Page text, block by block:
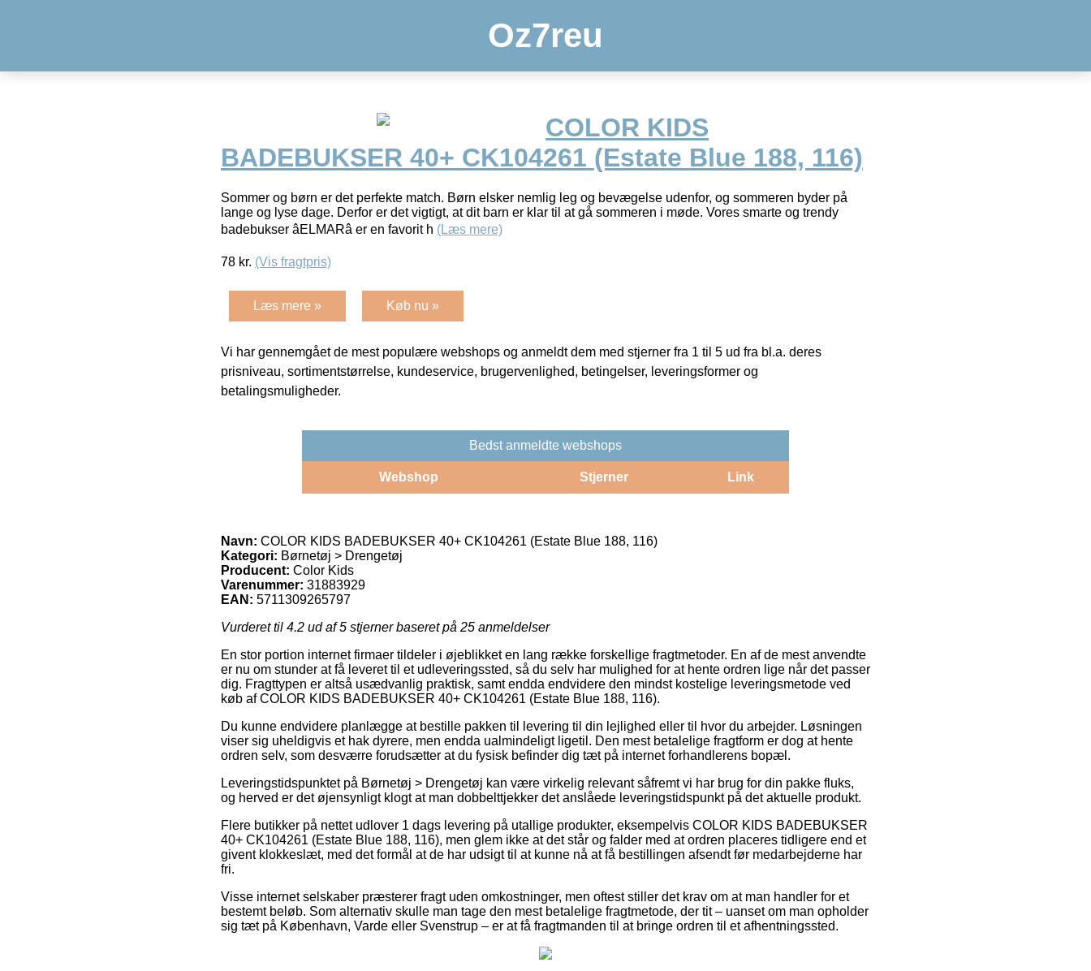
Oz7reu
COLOR KIDS
BADEBUKSER 40+ CK104261 (Estate Blue 188, 116)
Sommer og børn er det perfekte match. Børn elsker nemlig leg og bevægelse udenfor, og sommeren byder på
lange og lyse dage. Derfor er det vigtigt, at dit barn er klar til at gå sommeren i møde. Vores smarte og trendy
badebukser âELMARâ er en favorit h (Læs mere)
78 kr. (Vis fragtpris)
Læs mere » Køb nu »
Vi har gennemgået de mest populære webshops og anmeldt dem med stjerner fra 1 til 5 ud fra bl.a. deres
prisniveau, sortimentstørrelse, kundeservice, brugervenlighed, betingelser, leveringsformer og
betalingsmuligheder.
Bedst anmeldte webshops
Webshop Stjerner Link
Navn: COLOR KIDS BADEBUKSER 40+ CK104261 (Estate Blue 188, 116)
Kategori: Børnetøj > Drengetøj
Producent: Color Kids
Varenummer: 31883929
EAN: 5711309265797
Vurderet til 4.2 ud af 5 stjerner baseret på 25 anmeldelser
En stor portion internet firmaer tildeler i øjeblikket en lang række forskellige fragtmetoder. En af de mest anvendte
er nu om stunder at få leveret til et udleveringssted, så du selv har mulighed for at hente ordren lige når det passer
dig. Fragttypen er altså usædvanlig praktisk, samt endda endvidere den mindst kostelige leveringsmetode ved
køb af COLOR KIDS BADEBUKSER 40+ CK104261 (Estate Blue 188, 116).
Du kunne endvidere planlægge at bestille pakken til levering til din lejlighed eller til hvor du arbejder. Løsningen
viser sig uheldigvis et hak dyrere, men endda ualmindeligt ligetil. Den mest betalelige fragtform er dog at hente
ordren selv, som desværre forudsætter at du fysisk befinder dig tæt på internet forhandlerens bopæl.
Leveringstidspunktet på Børnetøj > Drengetøj kan være virkelig relevant såfremt vi har brug for din pakke fluks,
og herved er det øjensynligt klogt at man dobbelttjekker det anslåede leveringstidspunkt på det aktuelle produkt.
Flere butikker på nettet udlover 1 dags levering på utallige produkter, eksempelvis COLOR KIDS BADEBUKSER
40+ CK104261 (Estate Blue 188, 116), men glem ikke at det står og falder med at ordren placeres tidligere end et
givent klokkeslæt, med det formål at de har udsigt til at kunne nå at få bestillingen afsendt før medarbejderne har
fri.
Visse internet selskaber præsterer fragt uden omkostninger, men oftest stiller det krav om at man handler for et
bestemt beløb. Som alternativ skulle man tage den mest betalelige fragtmetode, der tit – uanset om man opholder
sig tæt på København, Varde eller Svenstrup – er at få fragtmanden til at bringe ordren til et afhentningssted.